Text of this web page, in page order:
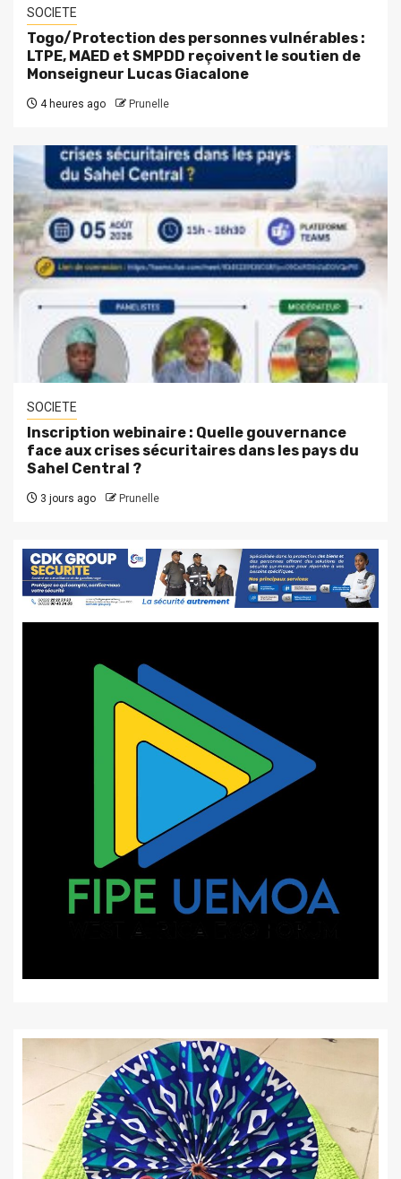
SOCIETE
Togo/Protection des personnes vulnérables :
LTPE, MAED et SMPDD reçoivent le soutien de
Monseigneur Lucas Giacalone
4 heures ago Prunelle
SOCIETE
Inscription webinaire : Quelle gouvernance
face aux crises sécuritaires dans les pays du
Sahel Central ?
3 jours ago Prunelle